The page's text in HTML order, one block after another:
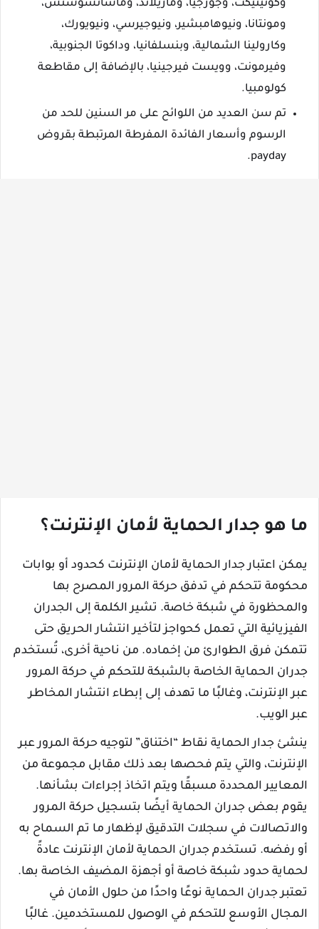
وكونيتيكت، وجورجيا، وماريلاند، وماساتشوستس،
ومونتانا، ونيوهامبشير، ونيوجيرسي، ونيويورك،
وكارولينا الشمالية، وبنسلفانيا، وداكوتا الجنوبية،
وفيرمونت، وويست فيرجينيا، بالإضافة إلى مقاطعة
كولومبيا.
تم سن العديد من اللوائح على مر السنين للحد من
الرسوم وأسعار الفائدة المفرطة المرتبطة بقروض
payday.
ما هو جدار الحماية لأمان الإنترنت؟
يمكن اعتبار جدار الحماية لأمان الإنترنت كحدود أو بوابات
محكومة تتحكم في تدفق حركة المرور المصرح بها
والمحظورة في شبكة خاصة. تشير الكلمة إلى الجدران
الفيزيائية التي تعمل كحواجز لتأخير انتشار الحريق حتى
تتمكن فرق الطوارئ من إخماده. من ناحية أخرى، تُستخدم
جدران الحماية الخاصة بالشبكة للتحكم في حركة المرور
عبر الإنترنت، وغالبًا ما تهدف إلى إبطاء انتشار المخاطر
عبر الويب.
ينشئ جدار الحماية نقاط “اختناق” لتوجيه حركة المرور عبر
الإنترنت، والتي يتم فحصها بعد ذلك مقابل مجموعة من
المعايير المحددة مسبقًا ويتم اتخاذ إجراءات بشأنها.
يقوم بعض جدران الحماية أيضًا بتسجيل حركة المرور
والاتصالات في سجلات التدقيق لإظهار ما تم السماح به
أو رفضه. تستخدم جدران الحماية لأمان الإنترنت عادةً
لحماية حدود شبكة خاصة أو أجهزة المضيف الخاصة بها.
تعتبر جدران الحماية نوعًا واحدًا من حلول الأمان في
المجال الأوسع للتحكم في الوصول للمستخدمين. غالبًا